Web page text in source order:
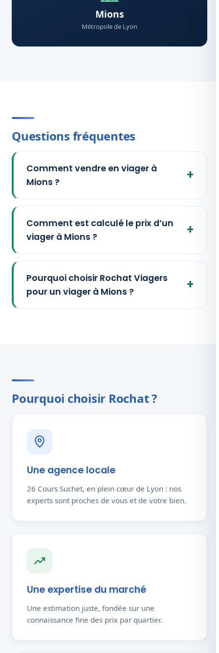
Mions
Métropole de Lyon
Questions fréquentes
Comment vendre en viager à
Mions ?
Comment est calculé le prix d’un
viager à Mions ?
Pourquoi choisir Rochat Viagers
pour un viager à Mions ?
Pourquoi choisir Rochat ?
Une agence locale
26 Cours Suchet, en plein cœur de Lyon : nos
experts sont proches de vous et de votre bien.
Une expertise du marché
Une estimation juste, fondée sur une
connaissance fine des prix par quartier.